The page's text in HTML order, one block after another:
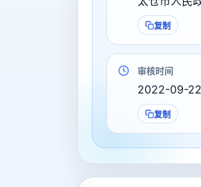
复制
审核时间
2022-09-22
复制